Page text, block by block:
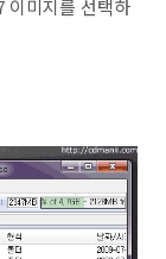
미지를 선택하